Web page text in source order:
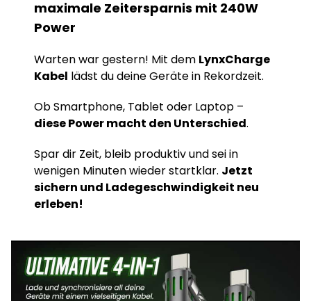
maximale Zeitersparnis mit 240W
Power
Warten war gestern! Mit dem LynxCharge
Kabel lädst du deine Geräte in Rekordzeit.
Ob Smartphone, Tablet oder Laptop –
diese Power macht den Unterschied.
Spar dir Zeit, bleib produktiv und sei in
wenigen Minuten wieder startklar. Jetzt
sichern und Ladegeschwindigkeit neu
erleben!